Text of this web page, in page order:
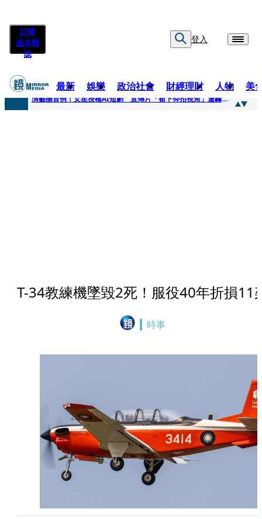
訂閱
紙本雜
誌
登入
最新 娛樂 政治社會 財經理財 人物 美
快訊
演藝圈首例！女星授權AI短劇 宣傳片「裙下仰拍視角」遭轟擦邊：自降身價
T-34教練機墜毀2死！服役40年折損11
時事